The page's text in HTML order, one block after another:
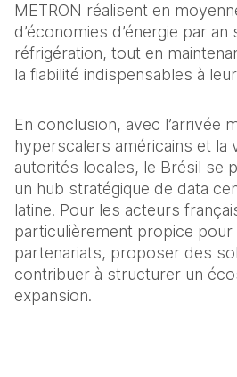
METRON réalisent en
d’économies d’énergie par
réfrigération, tout en
la fiabilité indispensables à
En conclusion, avec l’arrivée
hyperscalers américains et la
autorités locales, le Brésil se
un hub stratégique de data
latine. Pour les acteurs
particulièrement propice pour
partenariats, proposer des
contribuer à structurer un
expansion.